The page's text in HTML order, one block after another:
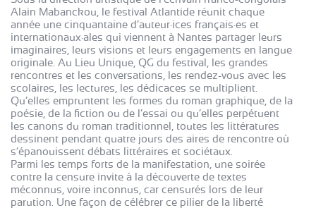
Alain Mabanckou, le festival Atlantide réunit chaque
année une cinquantaine d’auteur·ices français·es et
internationaux·ales qui viennent à Nantes partager leurs
imaginaires, leurs visions et leurs engagements en langue
originale. Au Lieu Unique, QG du festival, les grandes
rencontres et les conversations, les rendez-vous avec les
scolaires, les lectures, les dédicaces se multiplient.
Qu’elles empruntent les formes du roman graphique, de la
poésie, de la fiction ou de l’essai ou qu’elles perpétuent
les canons du roman traditionnel, toutes les littératures
dessinent pendant quatre jours des aires de rencontre où
s’épanouissent débats littéraires et sociétaux.
Parmi les temps forts de la manifestation, une soirée
contre la censure invite à la découverte de textes
méconnus, voire inconnus, car censurés lors de leur
parution. Une façon de célébrer ce pilier de la liberté